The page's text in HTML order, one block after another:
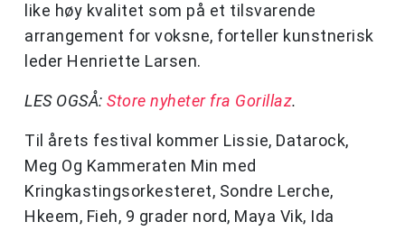
like høy kvalitet som på et tilsvarende
arrangement for voksne, forteller kunstnerisk
leder Henriette Larsen.
LES OGSÅ: Store nyheter fra Gorillaz.
Til årets festival kommer Lissie, Datarock,
Meg Og Kammeraten Min med
Kringkastingsorkesteret, Sondre Lerche,
Hkeem, Fieh, 9 grader nord, Maya Vik, Ida